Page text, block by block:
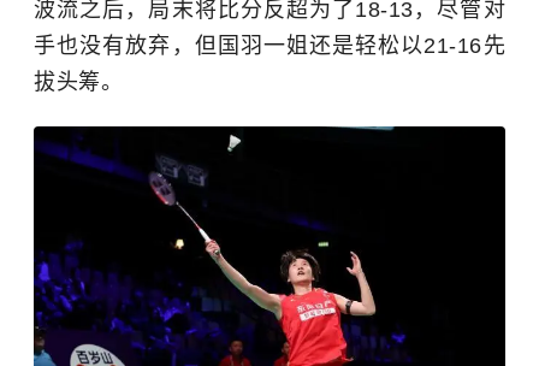
波流之后，局末将比分反超为了18-13，尽管对
手也没有放弃，但国羽一姐还是轻松以21-16先
拔头筹。